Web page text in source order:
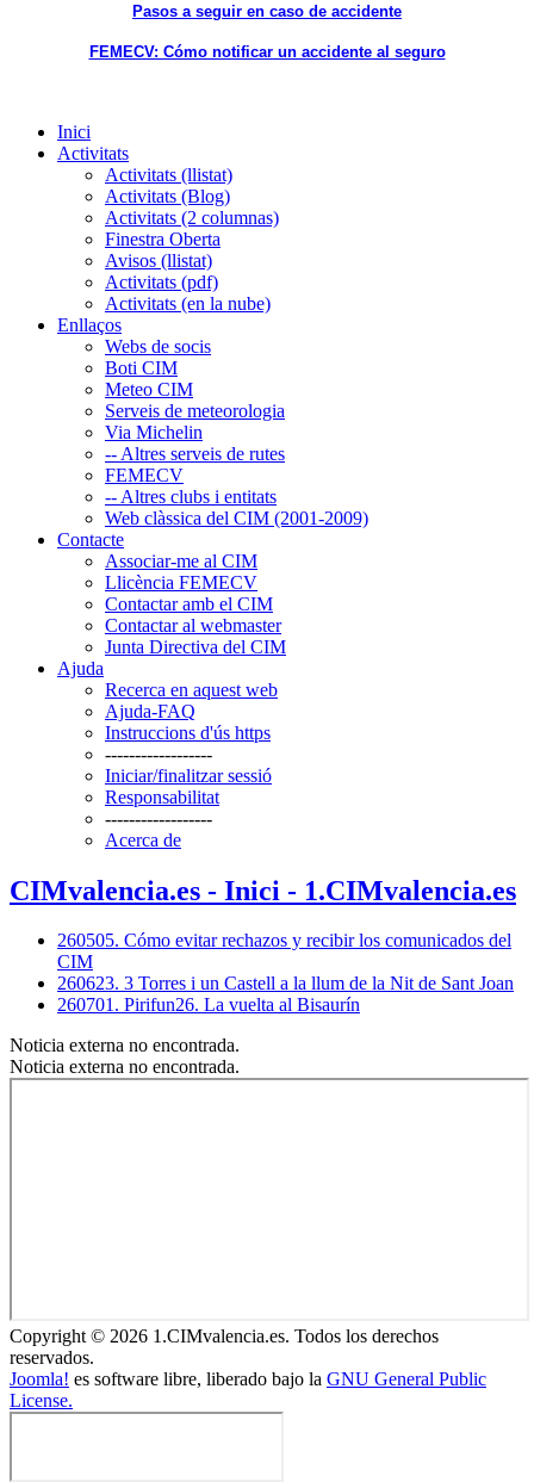
Pasos a seguir en caso de accidente
FEMECV: Cómo notificar un accidente al seguro
Inici
Activitats
Activitats (llistat)
Activitats (Blog)
Activitats (2 columnas)
Finestra Oberta
Avisos (llistat)
Activitats (pdf)
Activitats (en la nube)
Enllaços
Webs de socis
Boti CIM
Meteo CIM
Serveis de meteorologia
Via Michelin
-- Altres serveis de rutes
FEMECV
-- Altres clubs i entitats
Web clàssica del CIM (2001-2009)
Contacte
Associar-me al CIM
Llicència FEMECV
Contactar amb el CIM
Contactar al webmaster
Junta Directiva del CIM
Ajuda
Recerca en aquest web
Ajuda-FAQ
Instruccions d'ús https
------------------
Iniciar/finalitzar sessió
Responsabilitat
------------------
Acerca de
CIMvalencia.es - Inici - 1.CIMvalencia.es
260505. Cómo evitar rechazos y recibir los comunicados del
CIM
260623. 3 Torres i un Castell a la llum de la Nit de Sant Joan
260701. Pirifun26. La vuelta al Bisaurín
Noticia externa no encontrada.
Noticia externa no encontrada.
Copyright © 2026 1.CIMvalencia.es. Todos los derechos
reservados.
Joomla! es software libre, liberado bajo la GNU General Public
License.